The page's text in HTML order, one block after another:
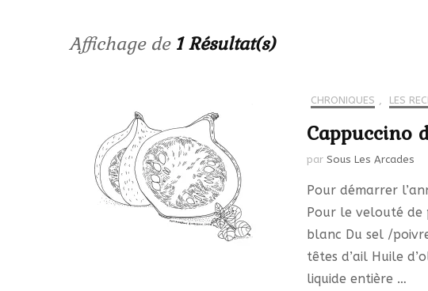
Affichage de 1 Résultat(s)
CHRONIQUES , LES
Cappuccino
par Sous Les Arcades
Pour démarrer
Pour le velouté de
blanc Du sel /
têtes d’ail Huile
liquide entière …